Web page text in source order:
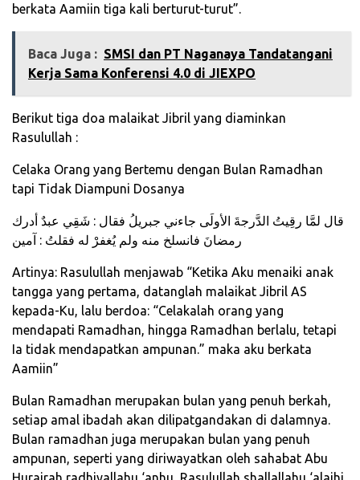
berkata Aamiin tiga kali berturut-turut”.
Baca Juga : SMSI dan PT Naganaya Tandatangani
Kerja Sama Konferensi 4.0 di JIEXPO
Berikut tiga doa malaikat Jibril yang diaminkan
Rasulullah :
Celaka Orang yang Bertemu dengan Bulan Ramadhan
tapi Tidak Diampuni Dosanya
قال لمَّا رقِيتُ الدَّرجةَ الأولَى جاءني جبريلُ فقال : شَقِي عبدٌ أدرك
رمضانَ فانسلخ منه ولم يُغفرْ له فقلتُ : آمين
Artinya: Rasulullah menjawab “Ketika Aku menaiki anak
tangga yang pertama, datanglah malaikat Jibril AS
kepada-Ku, lalu berdoa: “Celakalah orang yang
mendapati Ramadhan, hingga Ramadhan berlalu, tetapi
Ia tidak mendapatkan ampunan.” maka aku berkata
Aamiin”
Bulan Ramadhan merupakan bulan yang penuh berkah,
setiap amal ibadah akan dilipatgandakan di dalamnya.
Bulan ramadhan juga merupakan bulan yang penuh
ampunan, seperti yang diriwayatkan oleh sahabat Abu